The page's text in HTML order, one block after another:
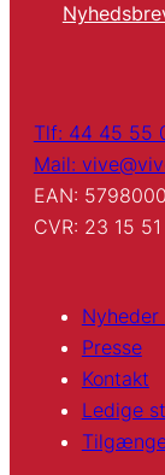
Tlf: 44 45 55
Mail:
EAN:
CVR: 23 15 51
Presse
Kontakt
Ledige